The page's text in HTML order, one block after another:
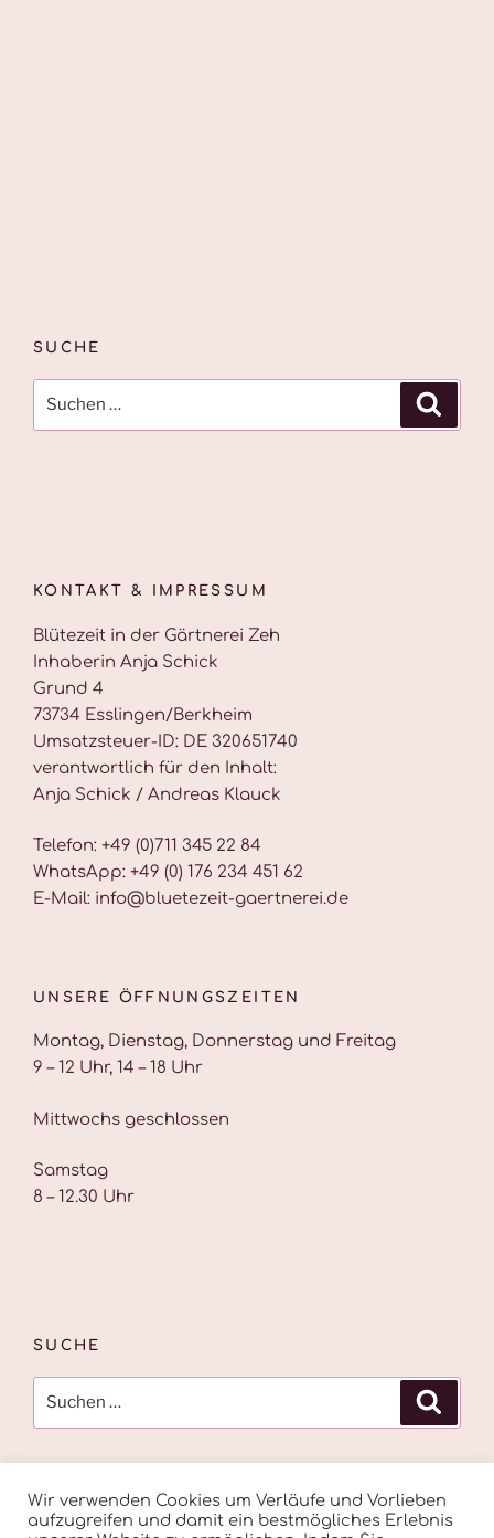
SUCHE
nach:
KONTAKT & IMPRESSUM
Blütezeit in der Gärtnerei Zeh
Inhaberin Anja Schick
Grund 4
73734 Esslingen/Berkheim
Umsatzsteuer-ID: DE 320651740
verantwortlich für den Inhalt:
Anja Schick / Andreas Klauck
Telefon: +49 (0)711 345 22 84
WhatsApp: +49 (0) 176 234 451 62
E-Mail: info@bluetezeit-gaertnerei.de
UNSERE ÖFFNUNGSZEITEN
Montag, Dienstag, Donnerstag und Freitag
9 – 12 Uhr, 14 – 18 Uhr
Mittwochs geschlossen
Samstag
8 – 12.30 Uhr
SUCHE
nach:
FacebookInstagram
E-
Wir verwenden Cookies um Verläufe und Vorlieben
aufzugreifen und damit ein bestmögliches Erlebnis